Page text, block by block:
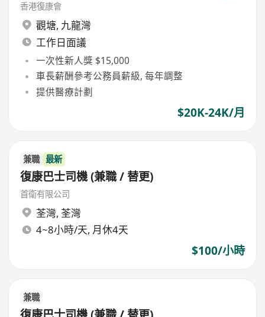
香港復康會
觀塘, 九龍灣
工作日面議
一次性新人獎 $15,000
車長薪酬參考公務員薪級, 每年調整
提供醫療計劃
$20K-24K/月
兼職 最新
復康巴士司機 (兼職 / 替更)
首衛有限公司
荃灣, 荃灣
4~8小時/天, 月休4天
$100/小時
兼職